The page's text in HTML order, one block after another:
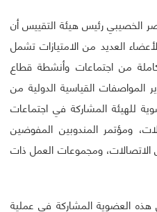
الخصيبي رئيس هيئة التقييس أن
العديد من الامتيازات تشمل
من اجتماعات وأنشطة قطاع
المواصفات القياسية الدولية من
للهيئة المشاركة في اجتماعات
ومؤتمر المندوبين المفوضين
الاتصالات، ومجموعات العمل ذات
العضوية المشاركة في عملية